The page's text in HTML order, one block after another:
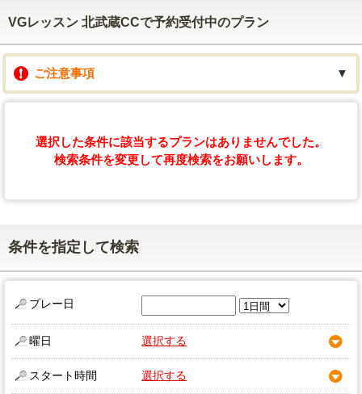
VGレッスン 北武蔵CCで予約受付中のプラン
ご注意事項 ▼
選択した条件に該当するプランはありませんでした。
検索条件を変更して再度検索をお願いします。
条件を指定して検索
プレー日
曜日 選択する
スタート時間 選択する